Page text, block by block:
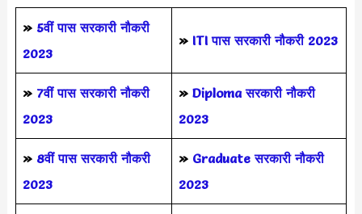
» 5वीं पास सरकारी नौकरी
2023
» ITI पास सरकारी नौकरी 2023
» 7वीं पास सरकारी नौकरी
2023
» Diploma सरकारी नौकरी
2023
» 8वीं पास सरकारी नौकरी
2023
» Graduate सरकारी नौकरी
2023